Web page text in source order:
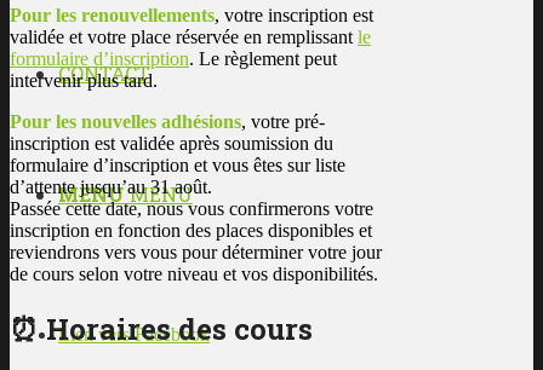
CONTACT
MENU MENU
Lien vers Facebook
Pour les renouvellements, votre inscription est
validée et votre place réservée en remplissant le
formulaire d’inscription. Le règlement peut
intervenir plus tard.
Pour les nouvelles adhésions, votre pré-
inscription est validée après soumission du
formulaire d’inscription et vous êtes sur liste
d’attente jusqu’au 31 août.
Passée cette date, nous vous confirmerons votre
inscription en fonction des places disponibles et
reviendrons vers vous pour déterminer votre jour
de cours selon votre niveau et vos disponibilités.
⏰ Horaires des cours